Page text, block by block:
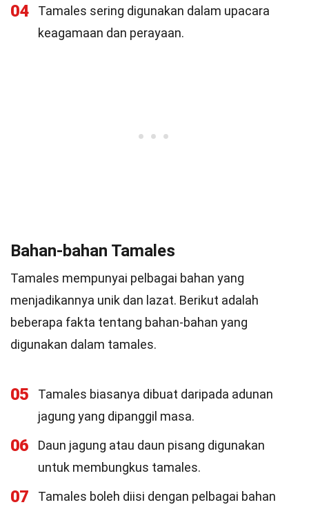
04
Tamales sering digunakan dalam upacara
keagamaan dan perayaan.
Bahan-bahan Tamales
Tamales mempunyai pelbagai bahan yang
menjadikannya unik dan lazat. Berikut adalah
beberapa fakta tentang bahan-bahan yang
digunakan dalam tamales.
05
Tamales biasanya dibuat daripada adunan
jagung yang dipanggil masa.
06
Daun jagung atau daun pisang digunakan
untuk membungkus tamales.
07
Tamales boleh diisi dengan pelbagai bahan